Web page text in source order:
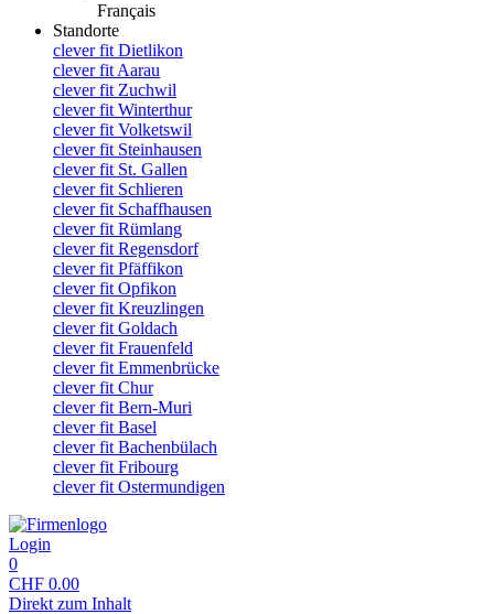
Français
Standorte
clever fit Dietlikon
clever fit Aarau
clever fit Zuchwil
clever fit Winterthur
clever fit Volketswil
clever fit Steinhausen
clever fit St. Gallen
clever fit Schlieren
clever fit Schaffhausen
clever fit Rümlang
clever fit Regensdorf
clever fit Pfäffikon
clever fit Opfikon
clever fit Kreuzlingen
clever fit Goldach
clever fit Frauenfeld
clever fit Emmenbrücke
clever fit Chur
clever fit Bern-Muri
clever fit Basel
clever fit Bachenbülach
clever fit Fribourg
clever fit Ostermundigen
Login
0
CHF 0.00
Direkt zum Inhalt